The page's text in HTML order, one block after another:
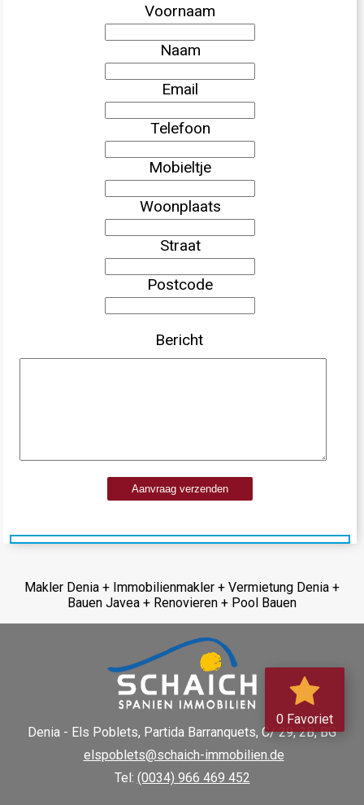
Voornaam
Naam
Email
Telefoon
Mobieltje
Woonplaats
Straat
Postcode
Bericht
Aanvraag verzenden
Makler Denia + Immobilienmakler + Vermietung Denia +
Bauen Javea + Renovieren + Pool Bauen
0 Favoriet
Denia - Els Poblets, Partida Barranquets, C/ 29, 2B, BG
elspoblets@schaich-immobilien.de
Tel: (0034) 966 469 452